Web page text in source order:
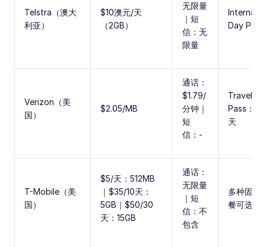
Telstra（澳大
利亚）
$10澳元/天
（2GB）
无限量
｜短
信：无
限量
Day Pass
Verizon（美
国）
$2.05/MB
通话：
$1.79/
分钟｜
短
信：-
Travel
Pass：
天
T-Mobile（美
国）
$5/天：512MB
｜$35/10天：
5GB｜$50/30
天：15GB
通话：
无限量
｜短
信：不
包含
多种固定
餐可选